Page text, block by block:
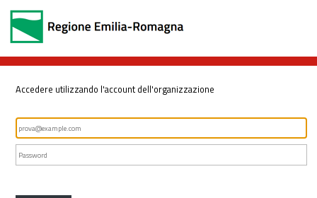
Accedere utilizzando l'account dell'organizzazione